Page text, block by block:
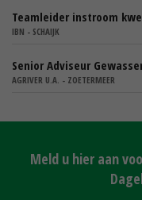
Teamleider instroom
IBN - SCHAIJK
Senior Adviseur
AGRIVER U.A. - ZOETERMEER
Meld u hier aan